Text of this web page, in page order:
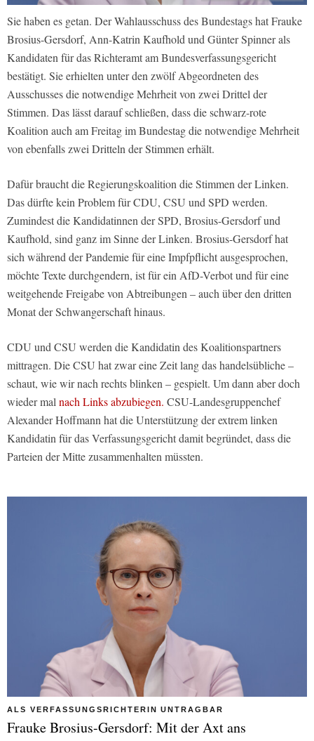
Sie haben es getan. Der Wahlausschuss des Bundestags hat Frauke
Brosius-Gersdorf, Ann-Katrin Kaufhold und Günter Spinner als
Kandidaten für das Richteramt am Bundesverfassungsgericht
bestätigt. Sie erhielten unter den zwölf Abgeordneten des
Ausschusses die notwendige Mehrheit von zwei Drittel der
Stimmen. Das lässt darauf schließen, dass die schwarz-rote
Koalition auch am Freitag im Bundestag die notwendige Mehrheit
von ebenfalls zwei Dritteln der Stimmen erhält.
Dafür braucht die Regierungskoalition die Stimmen der Linken.
Das dürfte kein Problem für CDU, CSU und SPD werden.
Zumindest die Kandidatinnen der SPD, Brosius-Gersdorf und
Kaufhold, sind ganz im Sinne der Linken. Brosius-Gersdorf hat
sich während der Pandemie für eine Impfpflicht ausgesprochen,
möchte Texte durchgendern, ist für ein AfD-Verbot und für eine
weitgehende Freigabe von Abtreibungen – auch über den dritten
Monat der Schwangerschaft hinaus.
CDU und CSU werden die Kandidatin des Koalitionspartners
mittragen. Die CSU hat zwar eine Zeit lang das handelsübliche –
schaut, wie wir nach rechts blinken – gespielt. Um dann aber doch
wieder malnach Links abzubiegen. CSU-Landesgruppenchef
Alexander Hoffmann hat die Unterstützung der extrem linken
Kandidatin für das Verfassungsgericht damit begründet, dass die
Parteien der Mitte zusammenhalten müssten.
ALS VERFASSUNGSRICHTERIN UNTRAGBAR
Frauke Brosius-Gersdorf: Mit der Axt ans